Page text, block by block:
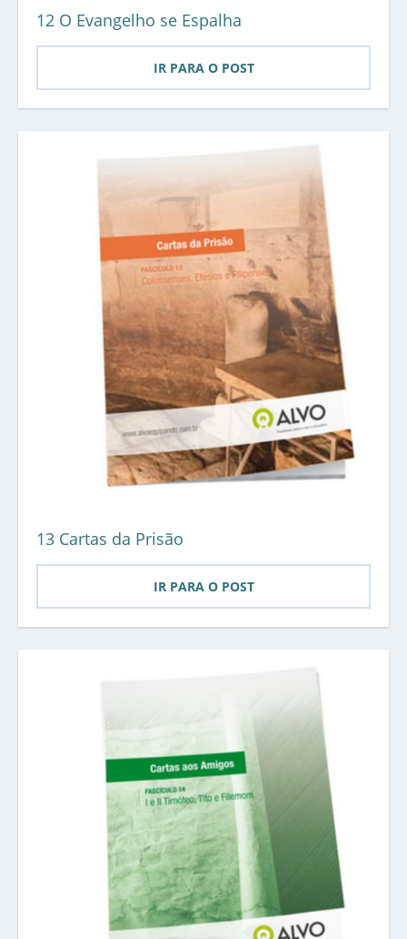
12 O Evangelho se Espalha
IR PARA O POST
13 Cartas da Prisão
IR PARA O POST